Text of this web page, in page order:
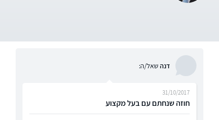
דנהשאל/ה:
חוזה שנחתם עם בעל מקצוע
31/10/2017